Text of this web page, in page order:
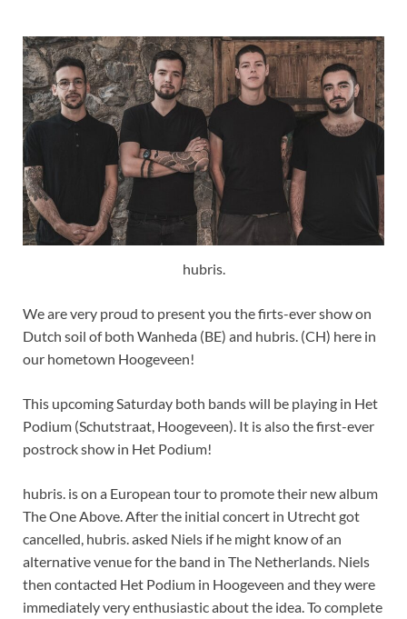
hubris.
We are very proud to present you the firts-ever show on
Dutch soil of both Wanheda (BE) and hubris. (CH) here in
our hometown Hoogeveen!
This upcoming Saturday both bands will be playing in Het
Podium (Schutstraat, Hoogeveen). It is also the first-ever
postrock show in Het Podium!
hubris. is on a European tour to promote their new album
The One Above. After the initial concert in Utrecht got
cancelled, hubris. asked Niels if he might know of an
alternative venue for the band in The Netherlands. Niels
then contacted Het Podium in Hoogeveen and they were
immediately very enthusiastic about the idea. To complete